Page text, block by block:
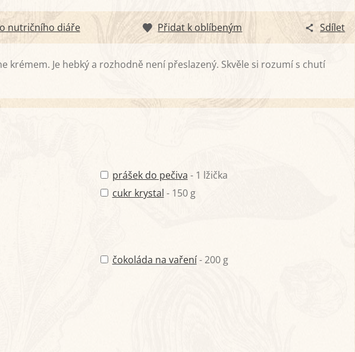
nutričního diáře Přidat k oblíbeným Sdílet
krémem. Je hebký a rozhodně není přeslazený. Skvěle si rozumí s chutí
prášek do pečiva - 1 lžička
cukr krystal - 150 g
čokoláda na vaření- 200 g